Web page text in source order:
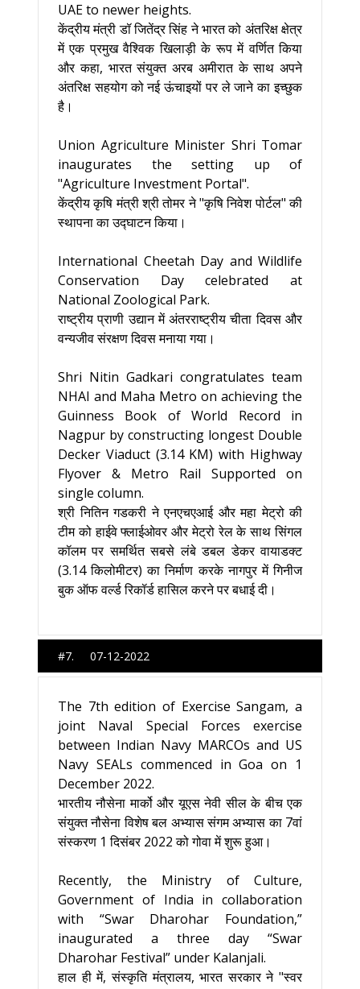
UAE to newer heights.
केंद्रीय मंत्री डॉ जितेंद्र सिंह ने भारत को अंतरिक्ष क्षेत्र
में एक प्रमुख वैश्विक खिलाड़ी के रूप में वर्णित किया
और कहा, भारत संयुक्त अरब अमीरात के साथ अपने
अंतरिक्ष सहयोग को नई ऊंचाइयों पर ले जाने का इच्छुक
है।
Union Agriculture Minister Shri Tomar
inaugurates the setting up of
"Agriculture Investment Portal".
केंद्रीय कृषि मंत्री श्री तोमर ने "कृषि निवेश पोर्टल" की
स्थापना का उद्घाटन किया।
International Cheetah Day and Wildlife
Conservation Day celebrated at
National Zoological Park.
राष्ट्रीय प्राणी उद्यान में अंतरराष्ट्रीय चीता दिवस और
वन्यजीव संरक्षण दिवस मनाया गया।
Shri Nitin Gadkari congratulates team
NHAI and Maha Metro on achieving the
Guinness Book of World Record in
Nagpur by constructing longest Double
Decker Viaduct (3.14 KM) with Highway
Flyover & Metro Rail Supported on
single column.
श्री नितिन गडकरी ने एनएचएआई और महा मेट्रो की
टीम को हाईवे फ्लाईओवर और मेट्रो रेल के साथ सिंगल
कॉलम पर समर्थित सबसे लंबे डबल डेकर वायाडक्ट
(3.14 किलोमीटर) का निर्माण करके नागपुर में गिनीज
बुक ऑफ वर्ल्ड रिकॉर्ड हासिल करने पर बधाई दी।
#7. 07-12-2022
The 7th edition of Exercise Sangam, a
joint Naval Special Forces exercise
between Indian Navy MARCOs and US
Navy SEALs commenced in Goa on 1
December 2022.
भारतीय नौसेना मार्को और यूएस नेवी सील के बीच एक
संयुक्त नौसेना विशेष बल अभ्यास संगम अभ्यास का 7वां
संस्करण 1 दिसंबर 2022 को गोवा में शुरू हुआ।
Recently, the Ministry of Culture,
Government of India in collaboration
with “Swar Dharohar Foundation,”
inaugurated a three day “Swar
Dharohar Festival” under Kalanjali.
हाल ही में, संस्कृति मंत्रालय, भारत सरकार ने "स्वर